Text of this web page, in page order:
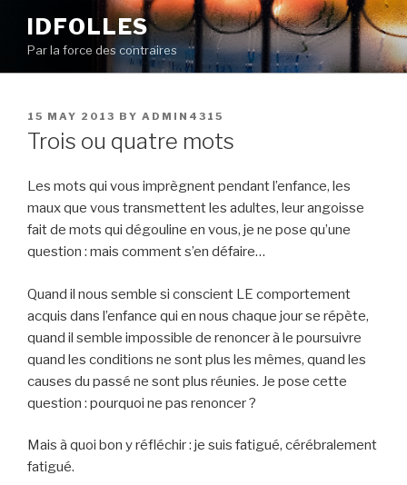
content
IDFOLLES
Par la force des contraires
POSTED
ON
15 MAY 2013 BY ADMIN4315
Trois ou quatre mots
Les mots qui vous imprègnent pendant l’enfance, les
maux que vous transmettent les adultes, leur angoisse
fait de mots qui dégouline en vous, je ne pose qu’une
question : mais comment s’en défaire…
Quand il nous semble si conscient LE comportement
acquis dans l’enfance qui en nous chaque jour se répète,
quand il semble impossible de renoncer à le poursuivre
quand les conditions ne sont plus les mêmes, quand les
causes du passé ne sont plus réunies. Je pose cette
question : pourquoi ne pas renoncer ?
Mais à quoi bon y réfléchir : je suis fatigué, cérébralement
fatigué.